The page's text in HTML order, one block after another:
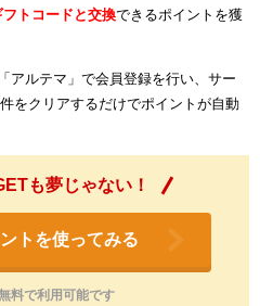
トコードと交換できるポイントを獲
アルテマ」で会員登録を行い、サー
をクリアするだけでポイントが自動
も夢じゃない！
トを使ってみる
料で利用可能です